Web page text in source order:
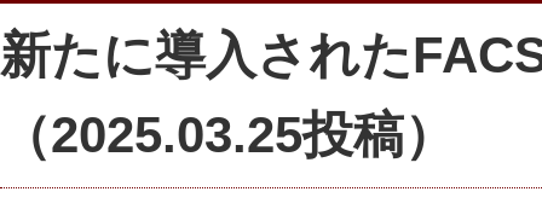
新たに導入された
（2025.03.25投稿）